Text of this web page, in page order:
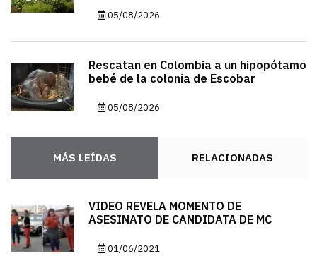
05/08/2026
Rescatan en Colombia a un hipopótamo
bebé de la colonia de Escobar
05/08/2026
MÁS LEÍDAS RELACIONADAS
VIDEO REVELA MOMENTO DE
ASESINATO DE CANDIDATA DE MC
01/06/2021